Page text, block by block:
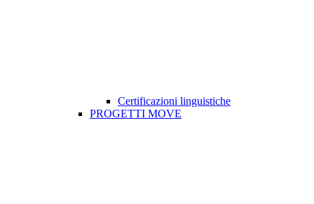
Certificazioni linguistiche
PROGETTI MOVE